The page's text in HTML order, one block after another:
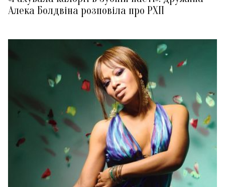
Алека Болдвіна розповіла про РХП